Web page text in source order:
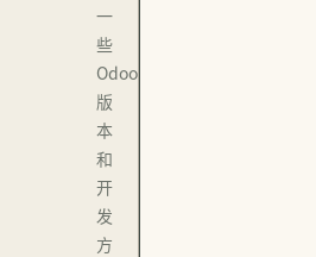
一
些
Odoo
版
本
和
开
发
方